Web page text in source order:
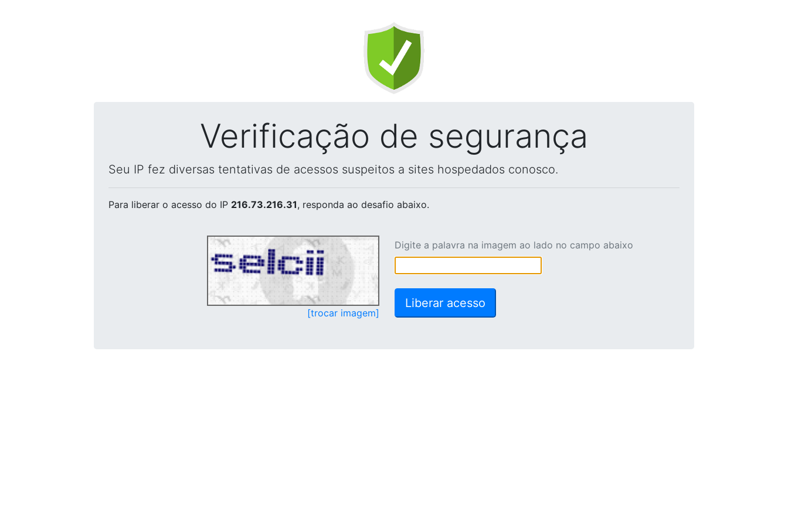
Verificação de segurança
Seu IP fez diversas tentativas de acessos suspeitos a sites hospedados conosco.
Para liberar o acesso do IP 216.73.216.31, responda ao desafio abaixo.
[trocar imagem]
Digite a palavra na imagem ao lado no campo abaixo